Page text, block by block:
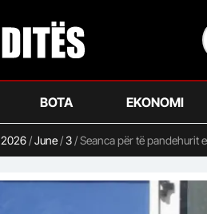
BOTA EKONOMI
2026/June/3/Seanca për të pandehurit